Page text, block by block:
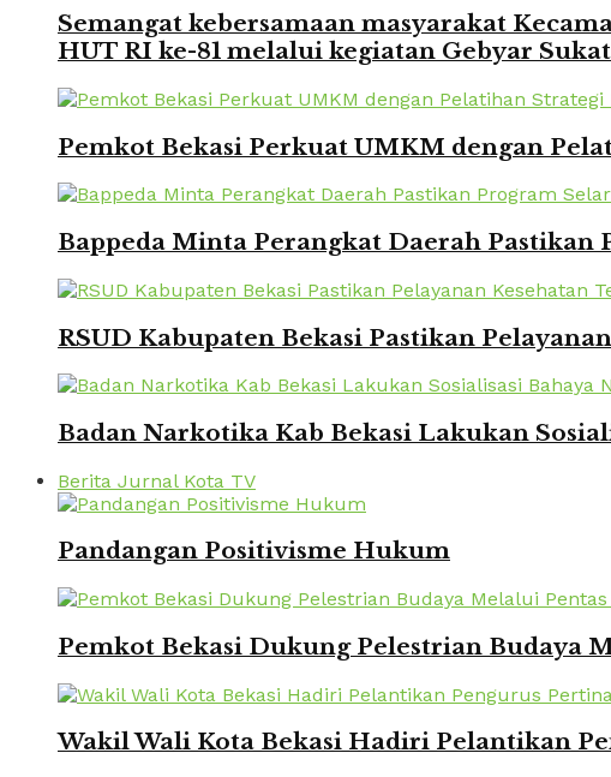
Semangat kebersamaan masyarakat
HUT RI ke-81 melalui kegiatan Gebyar
Pemkot Bekasi Perkuat UMKM dengan
Bappeda Minta Perangkat Daerah Pastikan
RSUD Kabupaten Bekasi Pastikan
Badan Narkotika Kab Bekasi Lakukan
Berita Jurnal Kota TV
Pandangan Positivisme Hukum
Pemkot Bekasi Dukung Pelestrian Budaya
Wakil Wali Kota Bekasi Hadiri Pelantikan